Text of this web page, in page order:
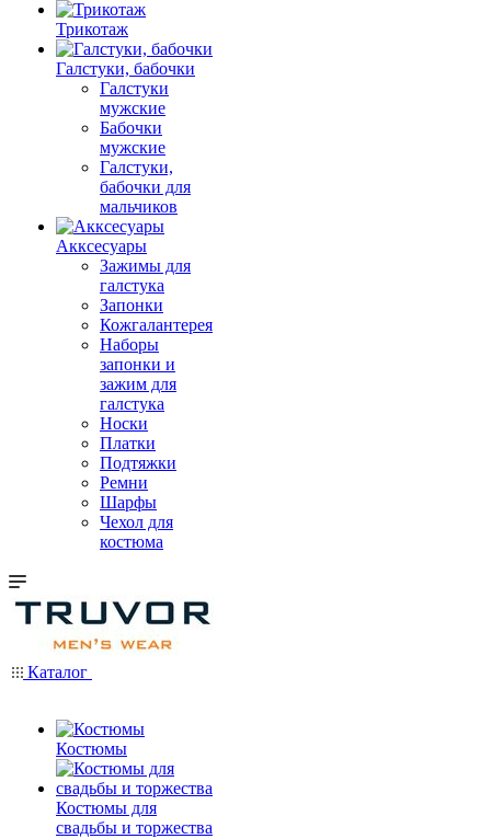
Трикотаж
Галстуки, бабочки
Галстуки
мужские
Бабочки
мужские
Галстуки,
бабочки для
мальчиков
Акксесуары
Зажимы для
галстука
Запонки
Кожгалантерея
Наборы
запонки и
зажим для
галстука
Носки
Платки
Подтяжки
Ремни
Шарфы
Чехол для
костюма
Каталог
Костюмы
Костюмы для
свадьбы и торжества